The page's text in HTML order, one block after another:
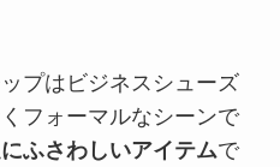
プはビジネスシューズ
フォーマルなシーンで
ふさわしいアイテムで